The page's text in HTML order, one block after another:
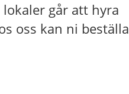
går att hyra
oss kan ni beställa